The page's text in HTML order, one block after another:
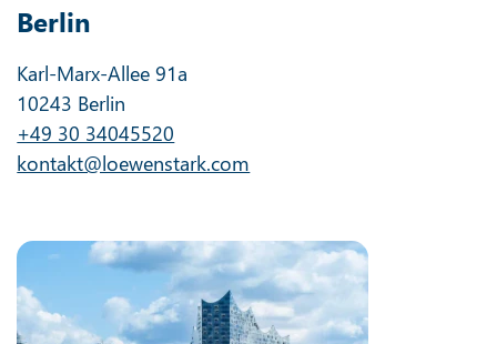
Berlin
Karl-Marx-Allee 91a
10243 Berlin
+49 30 34045520
kontakt@loewenstark.com